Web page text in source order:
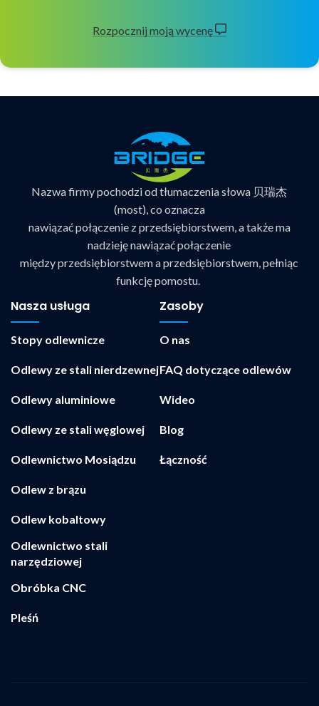
Rozpocznij moją wycenę
Nazwa firmy pochodzi od tłumaczenia słowa 贝瑞杰
(most), co oznacza
nawiązać połączenie z przedsiębiorstwem, a także ma
nadzieję nawiązać połączenie
między przedsiębiorstwem a przedsiębiorstwem, pełniąc
funkcję pomostu.
Nasza usługa
Stopy odlewnicze
Odlewy ze stali nierdzewnej
Odlewy aluminiowe
Odlewy ze stali węglowej
Odlewnictwo Mosiądzu
Odlew z brązu
Odlew kobaltowy
Odlewnictwo stali
narzędziowej
Obróbka CNC
Pleśń
Zasoby
O nas
FAQ dotyczące odlewów
Wideo
Blog
Łączność